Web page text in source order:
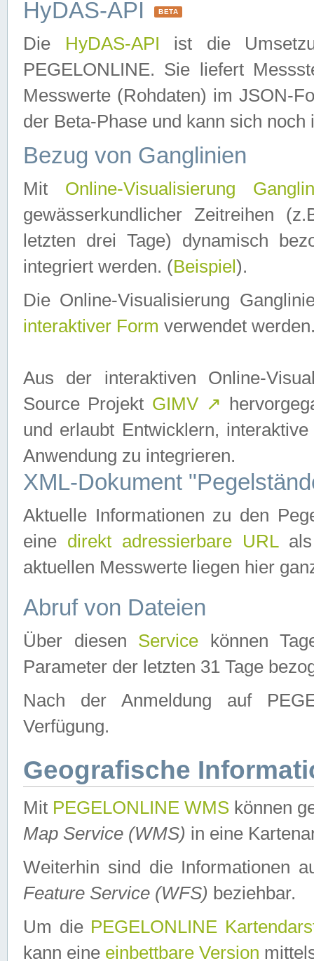
HyDAS-API BETA
Die HyDAS-API ist die
PEGELONLINE. Sie liefert
Messwerte (Rohdaten) im JSON-
der Beta-Phase und kann sich noch
Bezug von Ganglinien
Mit Online-Visualisierung
gewässerkundlicher Zeitreihen
letzten drei Tage) dynamisch
integriert werden. (Beispiel ).
Die Online-Visualisierung
interaktiver Form verwendet
Aus der interaktiven Online-
Source Projekt GIMV ↗
und erlaubt Entwicklern,
Anwendung zu integrieren.
XML-Dokument
Aktuelle Informationen zu den
eine direkt adressierbare URLals
aktuellen Messwerte liegen hier
Abruf von Dateien
Über diesen Service können
Parameter der letzten 31 Tage
Nach der Anmeldung auf
Verfügung.
Geografische
Mit PEGELONLINE WMS können
Map Service (WMS) in eine
Weiterhin sind die Informationen
Feature Service (WFS) beziehbar.
Um die PEGELONLINE
kann eine einbettbare Version